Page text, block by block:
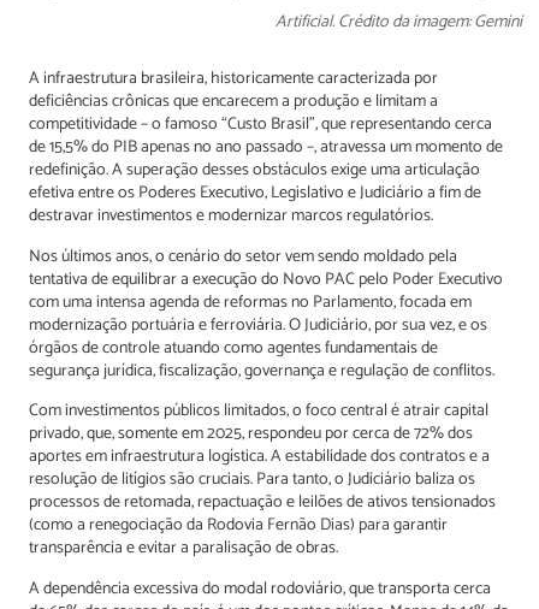
Artificial. Crédito da imagem: Gemini
A infraestrutura brasileira, historicamente caracterizada por
deficiências crônicas que encarecem a produção e limitam a
competitividade – o famoso “Custo Brasil”, que representando cerca
de 15,5% do PIB apenas no ano passado –, atravessa um momento de
redefinição. A superação desses obstáculos exige uma articulação
efetiva entre os Poderes Executivo, Legislativo e Judiciário a fim de
destravar investimentos e modernizar marcos regulatórios.
Nos últimos anos, o cenário do setor vem sendo moldado pela
tentativa de equilibrar a execução do Novo PAC pelo Poder Executivo
com uma intensa agenda de reformas no Parlamento, focada em
modernização portuária e ferroviária. O Judiciário, por sua vez, e os
órgãos de controle atuando como agentes fundamentais de
segurança jurídica, fiscalização, governança e regulação de conflitos.
Com investimentos públicos limitados, o foco central é atrair capital
privado, que, somente em 2025, respondeu por cerca de 72% dos
aportes em infraestrutura logística. A estabilidade dos contratos e a
resolução de litígios são cruciais. Para tanto, o Judiciário baliza os
processos de retomada, repactuação e leilões de ativos tensionados
(como a renegociação da Rodovia Fernão Dias) para garantir
transparência e evitar a paralisação de obras.
A dependência excessiva do modal rodoviário, que transporta cerca